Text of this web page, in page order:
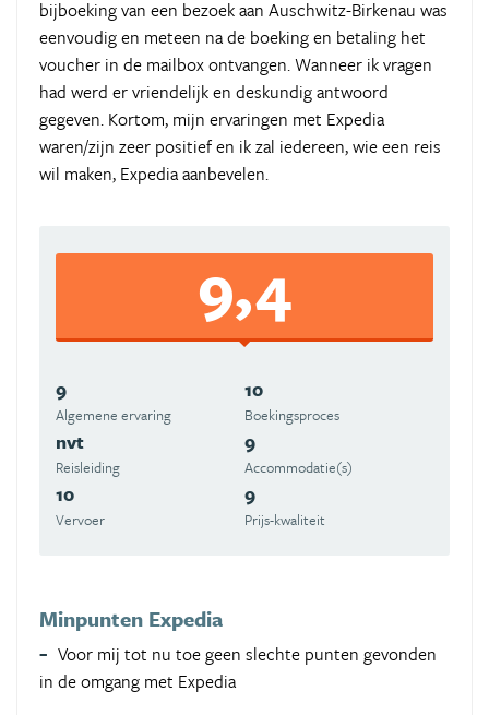
bijboeking van een bezoek aan Auschwitz-Birkenau was
eenvoudig en meteen na de boeking en betaling het
voucher in de mailbox ontvangen. Wanneer ik vragen
had werd er vriendelijk en deskundig antwoord
gegeven. Kortom, mijn ervaringen met Expedia
waren/zijn zeer positief en ik zal iedereen, wie een reis
wil maken, Expedia aanbevelen.
9,4
9
Algemene ervaring
10
Boekingsproces
nvt
Reisleiding
9
Accommodatie(s)
10
Vervoer
9
Prijs-kwaliteit
Minpunten Expedia
Voor mij tot nu toe geen slechte punten gevonden
in de omgang met Expedia